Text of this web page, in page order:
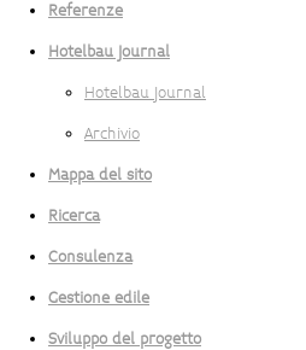
Referenze
Hotelbau Journal
Hotelbau Journal
Archivio
Mappa del sito
Ricerca
Consulenza
Gestione edile
Sviluppo del progetto